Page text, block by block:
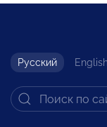
Русский English